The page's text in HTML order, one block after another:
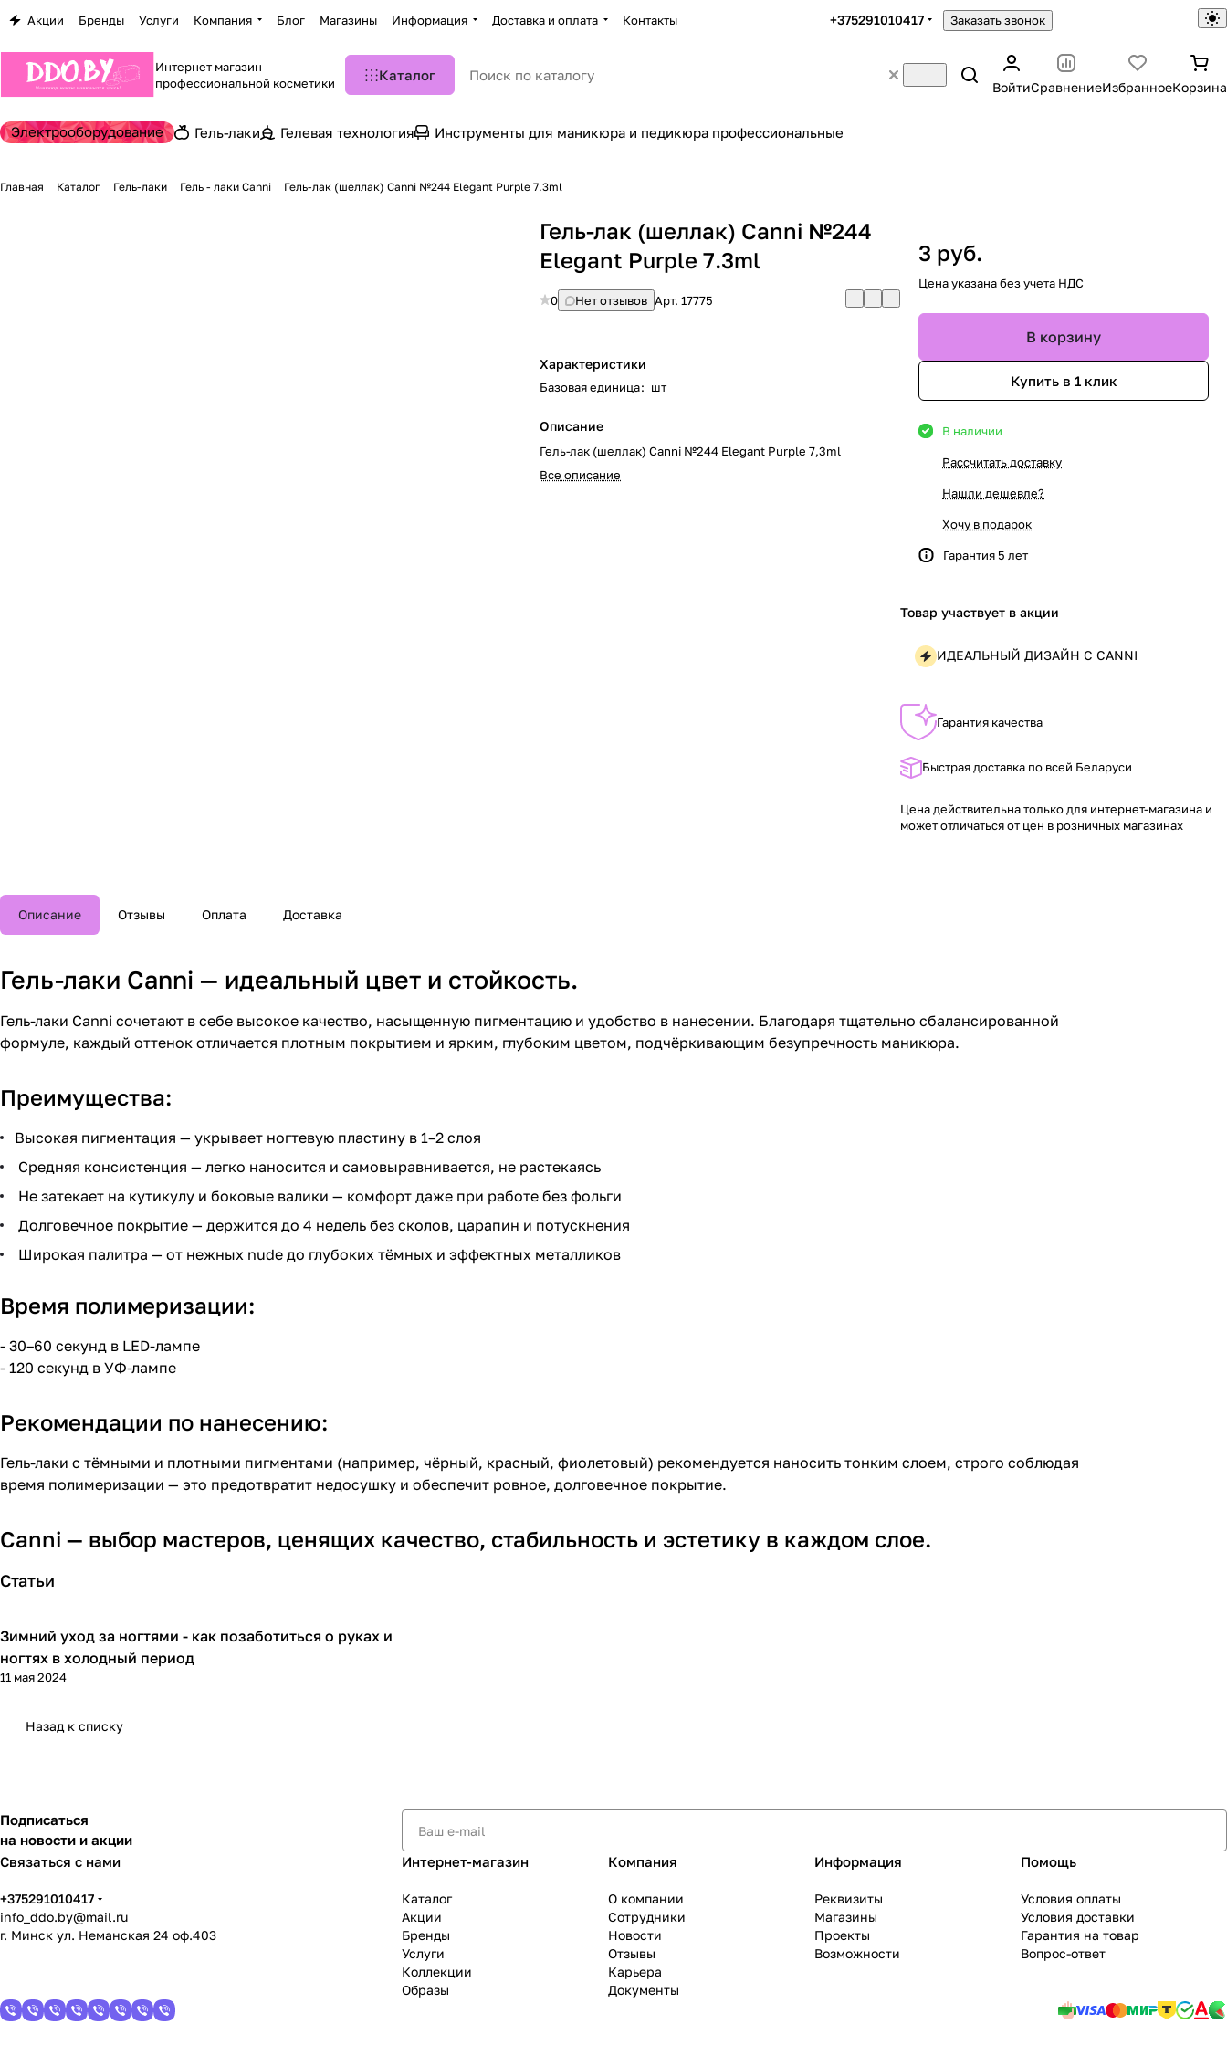
Акции Бренды Услуги Компания Блог Магазины Информация Доставка и оплата Контакты +375291010417 Заказать звонок
Интернет магазин
профессиональной косметики
Каталог
ВойтиСравнениеИзбранноеКорзина
Электрооборудование Гель-лаки Гелевая технология Инструменты для маникюра и педикюра профессиональные
Главная Каталог Гель-лаки Гель - лаки Canni Гель-лак (шеллак) Canni №244 Elegant Purple 7.3ml
Гель-лак (шеллак) Canni №244
Elegant Purple 7.3ml
0 Нет отзывов Арт.17775
Характеристики
Базовая единица: шт
Описание
Гель-лак (шеллак) Canni №244 Elegant Purple 7,3ml
Все описание
3 руб.
Цена указана без учета НДС
В корзину
Купить в 1 клик
В наличии
Рассчитать доставку
Нашли дешевле?
Хочу в подарок
Гарантия 5 лет
Товар участвует в акции
ИДЕАЛЬНЫЙ ДИЗАЙН С CANNI
Гарантия качества
Быстрая доставка по всей Беларуси
Цена действительна только для интернет-магазина и
может отличаться от цен в розничных магазинах
Описание Отзывы Оплата Доставка
Гель-лаки Canni — идеальный цвет и стойкость.
Гель-лаки Canni сочетают в себе высокое качество, насыщенную пигментацию и удобство в нанесении. Благодаря тщательно сбалансированной
формуле, каждый оттенок отличается плотным покрытием и ярким, глубоким цветом, подчёркивающим безупречность маникюра.
Преимущества:
Высокая пигментация — укрывает ногтевую пластину в 1–2 слоя
Средняя консистенция — легко наносится и самовыравнивается, не растекаясь
Не затекает на кутикулу и боковые валики — комфорт даже при работе без фольги
Долговечное покрытие — держится до 4 недель без сколов, царапин и потускнения
Широкая палитра — от нежных nude до глубоких тёмных и эффектных металликов
Время полимеризации:
- 30–60 секунд в LED-лампе
- 120 секунд в УФ-лампе
Рекомендации по нанесению:
Гель-лаки с тёмными и плотными пигментами (например, чёрный, красный, фиолетовый) рекомендуется наносить тонким слоем, строго соблюдая
время полимеризации — это предотвратит недосушку и обеспечит ровное, долговечное покрытие.
Canni — выбор мастеров, ценящих качество, стабильность и эстетику в каждом слое.
Статьи
Гайды мастера
Зимний уход за ногтями - как позаботиться о руках и
ногтях в холодный период
11 мая 2024
Назад к списку
Подписаться
на новости и акции
Связаться с нами
+375291010417
info_ddo.by@mail.ru
г. Минск ул. Неманская 24 оф.403
Интернет-магазин
Каталог
Акции
Бренды
Услуги
Коллекции
Образы
Компания
О компании
Сотрудники
Новости
Отзывы
Карьера
Документы
Информация
Реквизиты
Магазины
Проекты
Возможности
Помощь
Условия оплаты
Условия доставки
Гарантия на товар
Вопрос-ответ